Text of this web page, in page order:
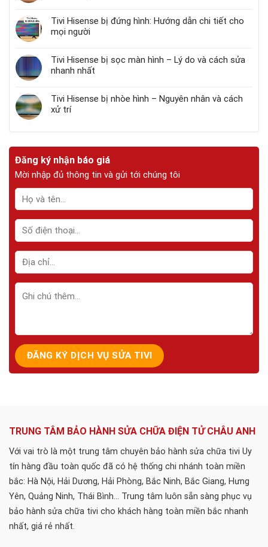
Tivi Hisense bị đứng hình: Hướng dẫn chi tiết cho
mọi người
Tivi Hisense bị sọc màn hình – Lý do và cách sửa
nhanh nhất
Tivi Hisense bị nhòe hình – Nguyên nhân và cách
xử trí
Đăng ký nhận báo giá
Mời nhập đủ thông tin và gửi tới chúng tôi
TRUNG TÂM BẢO HÀNH SỬA CHỮA ĐIỆN TỬ CHÂU ANH
Với vai trò là một trung tâm chuyên bảo hành sửa chữa tivi Uy
tín hàng đầu toàn quốc đã có hệ thống chi nhánh toàn miền
bắc: Hà Nội, Hải Dương, Hải Phòng, Bắc Ninh, Bắc Giang, Hưng
Yên, Quảng Ninh, Thái Bình... Trung tâm luôn sẵn sàng phục vụ
bảo hành sửa chữa tivi cho khách hàng toàn miền bắc nhanh
nhất, giá rẻ nhất.